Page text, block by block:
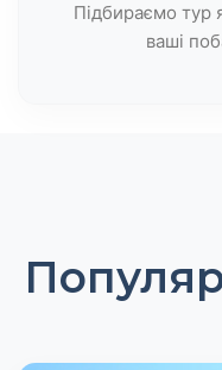
Підбираємо тур
ваші